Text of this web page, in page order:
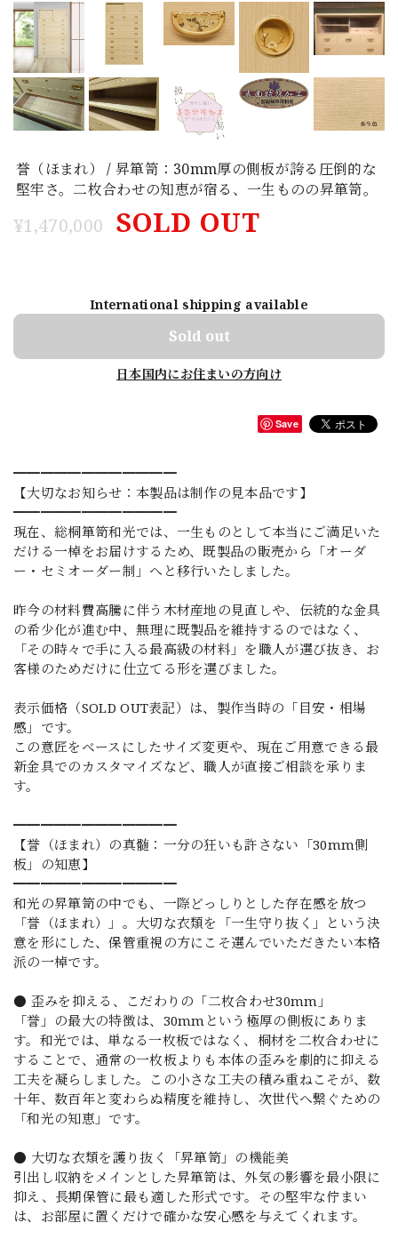
誉（ほまれ） / 昇箪笥：30mm厚の側板が誇る圧倒的な
堅牢さ。二枚合わせの知恵が宿る、一生ものの昇箪笥。
¥1,470,000 SOLD OUT
International shipping available
Sold out
日本国内にお住まいの方向け
Save
━━━━━━━━━━━━
【大切なお知らせ：本製品は制作の見本品です】
━━━━━━━━━━━━
現在、総桐箪笥和光では、一生ものとして本当にご満足いた
だける一棹をお届けするため、既製品の販売から「オーダ
ー・セミオーダー制」へと移行いたしました。
昨今の材料費高騰に伴う木材産地の見直しや、伝統的な金具
の希少化が進む中、無理に既製品を維持するのではなく、
「その時々で手に入る最高級の材料」を職人が選び抜き、お
客様のためだけに仕立てる形を選びました。
表示価格（SOLD OUT表記）は、製作当時の「目安・相場
感」です。
この意匠をベースにしたサイズ変更や、現在ご用意できる最
新金具でのカスタマイズなど、職人が直接ご相談を承りま
す。
━━━━━━━━━━━━
【誉（ほまれ）の真髄：一分の狂いも許さない「30mm側
板」の知恵】
━━━━━━━━━━━━
和光の昇箪笥の中でも、一際どっしりとした存在感を放つ
「誉（ほまれ）」。大切な衣類を「一生守り抜く」という決
意を形にした、保管重視の方にこそ選んでいただきたい本格
派の一棹です。
● 歪みを抑える、こだわりの「二枚合わせ30mm」
「誉」の最大の特徴は、30mmという極厚の側板にありま
す。和光では、単なる一枚板ではなく、桐材を二枚合わせに
することで、通常の一枚板よりも本体の歪みを劇的に抑える
工夫を凝らしました。この小さな工夫の積み重ねこそが、数
十年、数百年と変わらぬ精度を維持し、次世代へ繋ぐための
「和光の知恵」です。
● 大切な衣類を護り抜く「昇箪笥」の機能美
引出し収納をメインとした昇箪笥は、外気の影響を最小限に
抑え、長期保管に最も適した形式です。その堅牢な佇まい
は、お部屋に置くだけで確かな安心感を与えてくれます。